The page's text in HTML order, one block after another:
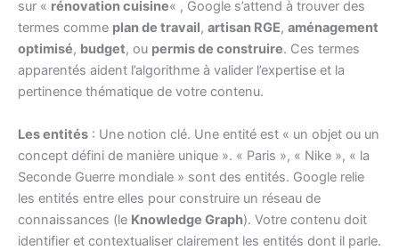
sur « rénovation cuisine« , Google s’attend à trouver des
termes comme plan de travail, artisan RGE, aménagement
optimisé, budget, ou permis de construire. Ces termes
apparentés aident l’algorithme à valider l’expertise et la
pertinence thématique de votre contenu.
Les entités : Une notion clé. Une entité est « un objet ou un
concept défini de manière unique ». « Paris », « Nike », « la
Seconde Guerre mondiale » sont des entités. Google relie
les entités entre elles pour construire un réseau de
connaissances (le Knowledge Graph). Votre contenu doit
identifier et contextualiser clairement les entités dont il parle.